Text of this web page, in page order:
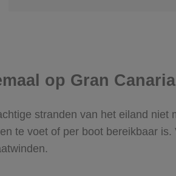
op Gran
stranden van het eiland
te voet of per boot bereikbaar